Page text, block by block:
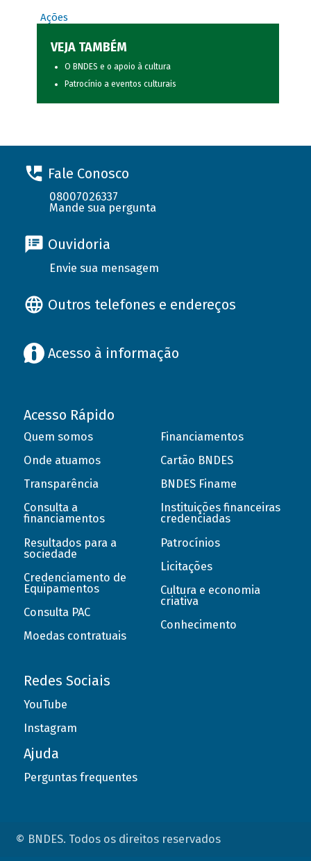
Ações
VEJA TAMBÉM
O BNDES e o apoio à cultura
Patrocínio a eventos culturais
Fale Conosco
08007026337
Mande sua pergunta
Ouvidoria
Envie sua mensagem
Outros telefones e endereços
Acesso à informação
Acesso Rápido
Quem somos
Onde atuamos
Transparência
Consulta a
financiamentos
Resultados para a
sociedade
Credenciamento de
Equipamentos
Consulta PAC
Moedas contratuais
Financiamentos
Cartão BNDES
BNDES Finame
Instituições financeiras
credenciadas
Patrocínios
Licitações
Cultura e economia
criativa
Conhecimento
Redes Sociais
YouTube
Instagram
Ajuda
Perguntas frequentes
© BNDES. Todos os direitos reservados